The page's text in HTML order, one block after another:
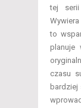
tej
to
planuje
czasu
bardziej